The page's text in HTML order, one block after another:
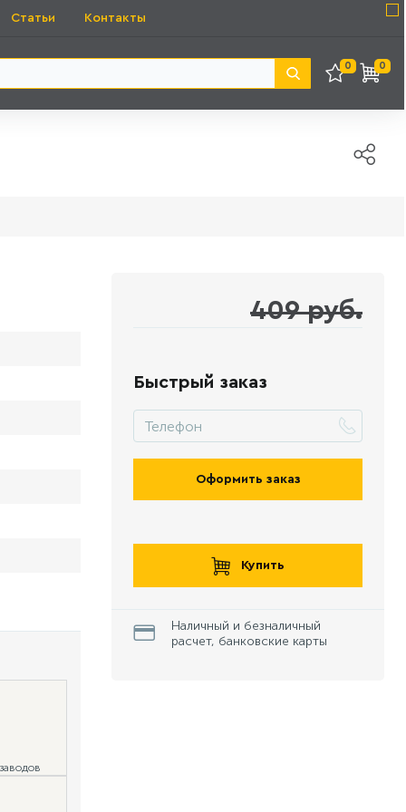
Статьи Контакты
0 0
409 руб.
Быстрый заказ
Оформить заказ
Купить
Наличный и безналичный
расчет, банковские карты